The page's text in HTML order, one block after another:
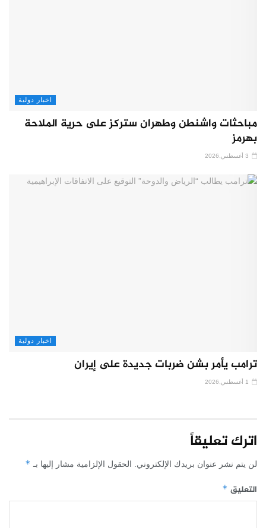
اخبار دولية
مباحثات واشنطن وطهران ستركز على حرية الملاحة
بهرمز
اخبار دولية
ترامب يأمر بشن ضربات جديدة على إيران
اترك تعليقاً
لن يتم نشر عنوان بريدك الإلكتروني. الحقول الإلزامية مشار إليها بـ *
التعليق *